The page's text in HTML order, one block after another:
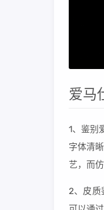
爱马
1、鉴别
字体清
艺，而
2、皮质